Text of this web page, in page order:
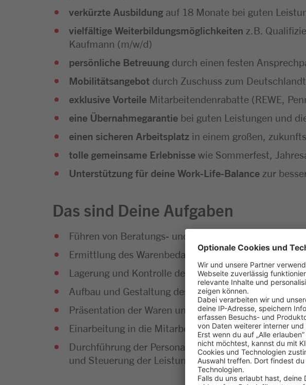
verkürzte Ausbildung auf 18 Monate bei guten
vielfältige Weiterbildungsmöglichkeiten z.B.
Kaufmann (m/w/d)
persönliche Betreuung durch einen festen
Mobilitätsangebot durch Zuschuss zum
exklusive Vorteile Mitarbeitendenrabatte (REWE,
eine Übernahmegarantie bei guten Leistungen und
einen sicheren Arbeitsplatz in einem großen,
tolle gemeinsame Erlebnisse wie Sommerfest,
Unterstützung für deine Work-Life-Balance zur
Das sind Deine Aufgaben
Führen von Beratungs- und Verkaufsgesprächen
Ermittlung des Warenbedarfs und Disposition der
Lagerung und Kontrolle der Waren
Aufbau und Gestaltung des Warensortiments
Präsentation der Waren und Umsetzung von
Einarbeitung in die Mitarbeiterführung
Durchführung der Personalplanung sowie
und Steuerung der Leistungsfähigkeit des Marktes